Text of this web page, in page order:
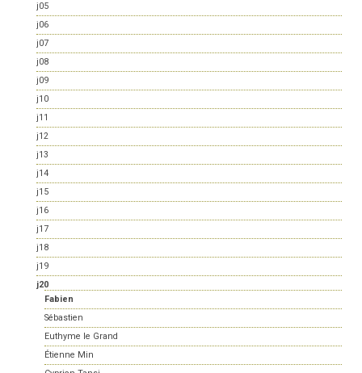
j05
j06
j07
j08
j09
j10
j11
j12
j13
j14
j15
j16
j17
j18
j19
j20
Fabien
Sébastien
Euthyme le Grand
Étienne Min